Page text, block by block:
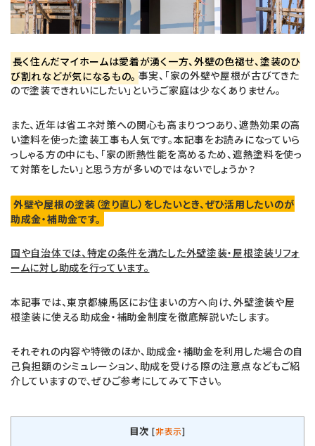
o
長く住んだマイホームは愛着が湧く一方、外壁の色褪せ、塗装のひ
び割れなどが気になるもの。 事実、「家の外壁や屋根が古びてきた
ので塗装できれいにしたい」というご家庭は少なくありません。
また、近年は省エネ対策への関心も高まりつつあり、遮熱効果の高
い塗料を使った塗装工事も人気です。本記事をお読みになっていら
っしゃる方の中にも、「家の断熱性能を高めるため、遮熱塗料を使っ
て対策をしたい」と思う方が多いのではないでしょうか？
外壁や屋根の塗装（塗り直し）をしたいとき、ぜひ活用したいのが
助成金・補助金です。
国や自治体では、特定の条件を満たした外壁塗装・屋根塗装リフォ
ームに対し助成を行っています。
本記事では、東京都練馬区にお住まいの方へ向け、外壁塗装や屋
根塗装に使える助成金・補助金制度を徹底解説いたします。
それぞれの内容や特徴のほか、助成金・補助金を利用した場合の自
己負担額のシミュレーション、助成を受ける際の注意点などもご紹
介していますので、ぜひご参考にしてみて下さい。
目次 [非表示]